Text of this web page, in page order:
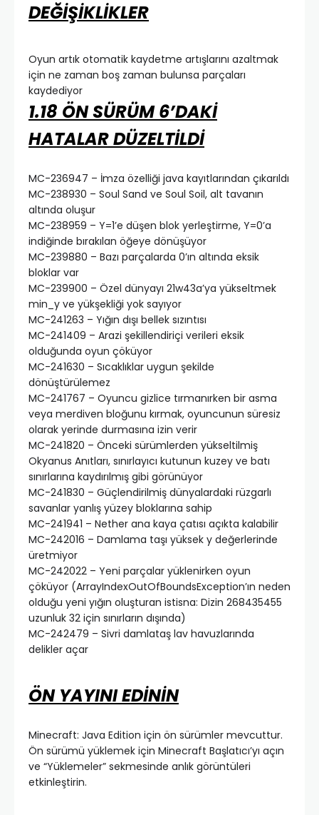
DEĞİŞİKLİKLER
Oyun artık otomatik kaydetme artışlarını azaltmak
için ne zaman boş zaman bulunsa parçaları
kaydediyor
1.18 ÖN SÜRÜM 6’DAKİ
HATALAR DÜZELTİLDİ
MC-236947 – İmza özelliği java kayıtlarından çıkarıldı
MC-238930 – Soul Sand ve Soul Soil, alt tavanın
altında oluşur
MC-238959 – Y=1’e düşen blok yerleştirme, Y=0’a
indiğinde bırakılan öğeye dönüşüyor
MC-239880 – Bazı parçalarda 0’ın altında eksik
bloklar var
MC-239900 – Özel dünyayı 21w43a’ya yükseltmek
min_y ve yükşekliği yok sayıyor
MC-241263 – Yığın dışı bellek sızıntısı
MC-241409 – Arazi şekillendiriçi verileri eksik
olduğunda oyun çöküyor
MC-241630 – Sıcaklıklar uygun şekilde
dönüştürülemez
MC-241767 – Oyuncu gizlice tırmanırken bir asma
veya merdiven bloğunu kırmak, oyuncunun süresiz
olarak yerinde durmasına izin verir
MC-241820 – Önceki sürümlerden yükseltilmiş
Okyanus Anıtları, sınırlayıcı kutunun kuzey ve batı
sınırlarına kaydırılmış gibi görünüyor
MC-241830 – Güçlendirilmiş dünyalardaki rüzgarlı
savanlar yanlış yüzey bloklarına sahip
MC-241941 – Nether ana kaya çatısı açıkta kalabilir
MC-242016 – Damlama taşı yüksek y değerlerinde
üretmiyor
MC-242022 – Yeni parçalar yüklenirken oyun
çöküyor (ArrayIndexOutOfBoundsException’ın neden
olduğu yeni yığın oluşturan istisna: Dizin 268435455
uzunluk 32 için sınırların dışında)
MC-242479 – Sivri damlataş lav havuzlarında
delikler açar
ÖN YAYINI EDİNİN
Minecraft: Java Edition için ön sürümler mevcuttur.
Ön sürümü yüklemek için Minecraft Başlatıcı’yı açın
ve “Yüklemeler” sekmesinde anlık görüntüleri
etkinleştirin.